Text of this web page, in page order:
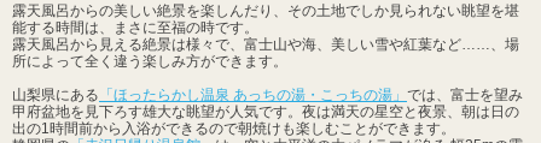
露天風呂からの美しい絶景を楽しんだり、その土地でしか見られない眺望を堪
能する時間は、まさに至福の時です。
露天風呂から見える絶景は様々で、富士山や海、美しい雪や紅葉など……、場
所によって全く違う楽しみ方ができます。
山梨県にある 「ほったらかし温泉 あっちの湯・こっちの湯」 では、富士を望み
甲府盆地を見下ろす雄大な眺望が人気です。夜は満天の星空と夜景、朝は日の
出の1時間前から入浴ができるので朝焼けも楽しむことができます。